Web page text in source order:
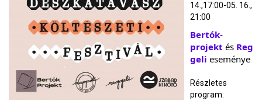
14.,17:00-05. 16.,
21:00
Bertók-
projekt és Reg
geli eseménye
Részletes
program: